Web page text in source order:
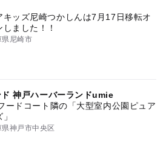
キッズ尼崎つかしんは7月17日移転オ
しました！！
県尼崎市
神戸ハーバーランドumie
ードコート隣の「大型室内公園ピュア
県神戸市中央区